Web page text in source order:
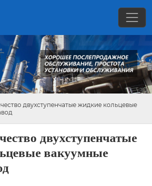
двухступенчатые жидкие кольцевые
двухступенчатые
вакуумные